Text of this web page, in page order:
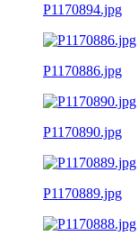
P1170894.jpg
P1170886.jpg
P1170890.jpg
P1170889.jpg